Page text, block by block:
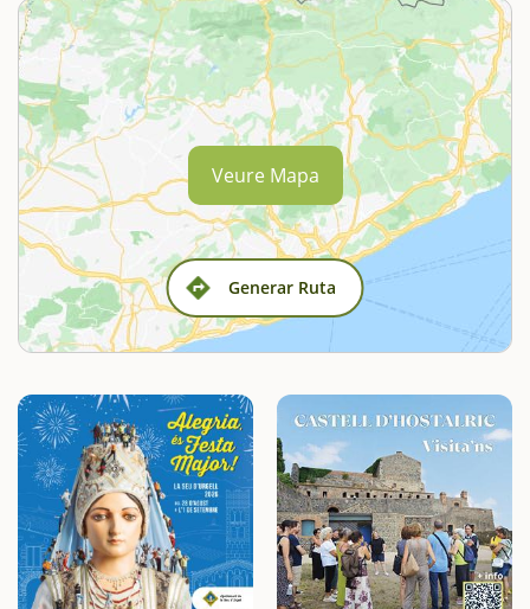
Generar Ruta
Veure Mapa